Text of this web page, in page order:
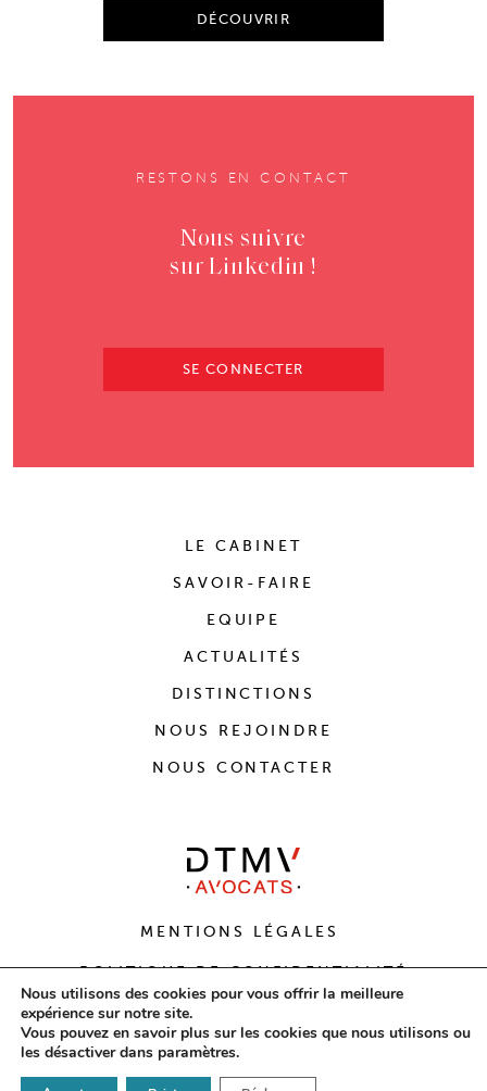
DÉCOUVRIR
RESTONS EN CONTACT
Nous suivre
sur Linkedin !
SE CONNECTER
LE CABINET
SAVOIR-FAIRE
EQUIPE
ACTUALITÉS
DISTINCTIONS
NOUS REJOINDRE
NOUS CONTACTER
MENTIONS LÉGALES
POLITIQUE DE CONFIDENTIALITÉ
CONCEPTIONAVOCOM
PLEIN LES YEUX
Nous utilisons des cookies pour vous offrir la meilleure
expérience sur notre site.
Vous pouvez en savoir plus sur les cookies que nous utilisons ou
les désactiver dans paramètres.